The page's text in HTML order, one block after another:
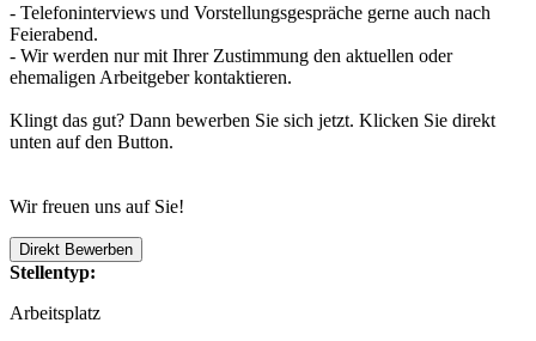
- Telefoninterviews und Vorstellungsgespräche gerne auch nach
Feierabend.
- Wir werden nur mit Ihrer Zustimmung den aktuellen oder
ehemaligen Arbeitgeber kontaktieren.
Klingt das gut? Dann bewerben Sie sich jetzt. Klicken Sie direkt
unten auf den Button.
Wir freuen uns auf Sie!
Direkt Bewerben
Stellentyp:
Arbeitsplatz